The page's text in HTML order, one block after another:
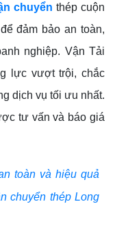
chuyển thép cuộn
đảm bảo an toàn,
nghiệp. Vận Tải
lực vượt trội, chắc
dịch vụ tối ưu nhất.
tư vấn và báo giá
toàn và hiệu quả
chuyển thép Long